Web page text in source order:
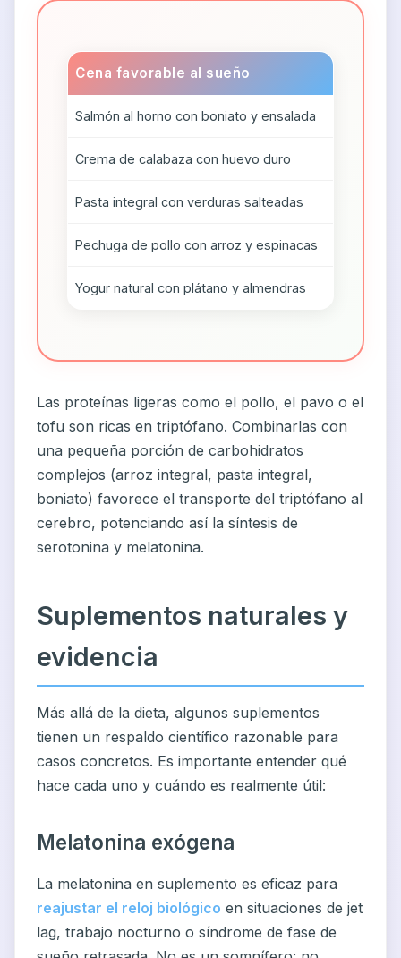
Cena favorable al sueño
Salmón al horno con boniato y ensalada
Crema de calabaza con huevo duro
Pasta integral con verduras salteadas
Pechuga de pollo con arroz y espinacas
Yogur natural con plátano y almendras
Las proteínas ligeras como el pollo, el pavo o el
tofu son ricas en triptófano. Combinarlas con
una pequeña porción de carbohidratos
complejos (arroz integral, pasta integral,
boniato) favorece el transporte del triptófano al
cerebro, potenciando así la síntesis de
serotonina y melatonina.
Suplementos naturales y
evidencia
Más allá de la dieta, algunos suplementos
tienen un respaldo científico razonable para
casos concretos. Es importante entender qué
hace cada uno y cuándo es realmente útil:
Melatonina exógena
La melatonina en suplemento es eficaz para
reajustar el reloj biológico en situaciones de jet
lag, trabajo nocturno o síndrome de fase de